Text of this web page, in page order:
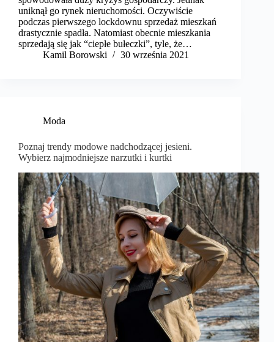
uniknął go rynek nieruchomości. Oczywiście
podczas pierwszego lockdownu sprzedaż mieszkań
drastycznie spadła. Natomiast obecnie mieszkania
sprzedają się jak “ciepłe bułeczki”, tyle, że…
Kamil Borowski
30 września 2021
Moda
Poznaj trendy modowe nadchodzącej jesieni.
Wybierz najmodniejsze narzutki i kurtki